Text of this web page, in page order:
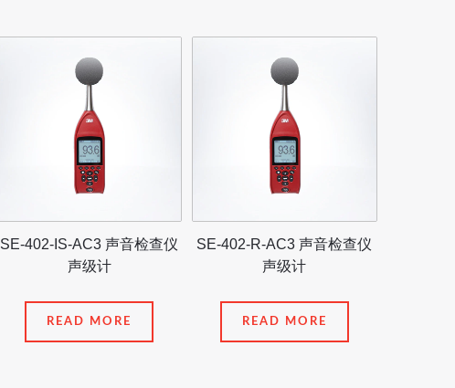
SE-402-IS-AC3 声音检查仪
声级计
READ MORE
SE-402-R-AC3 声音检查仪
声级计
READ MORE